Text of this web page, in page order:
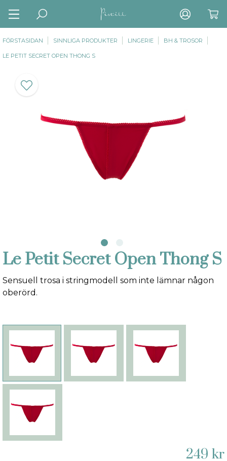
FÖRSTASIDAN SINNLIGA PRODUKTER LINGERIE BH & TROSOR
LE PETIT SECRET OPEN THONG S
Le Petit Secret Open Thong S
Sensuell trosa i stringmodell som inte lämnar någon
oberörd.
249 kr